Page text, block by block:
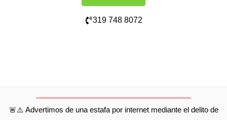
319 748 8072
🚨⚠️ Advertimos de una estafa por internet mediante el delito de